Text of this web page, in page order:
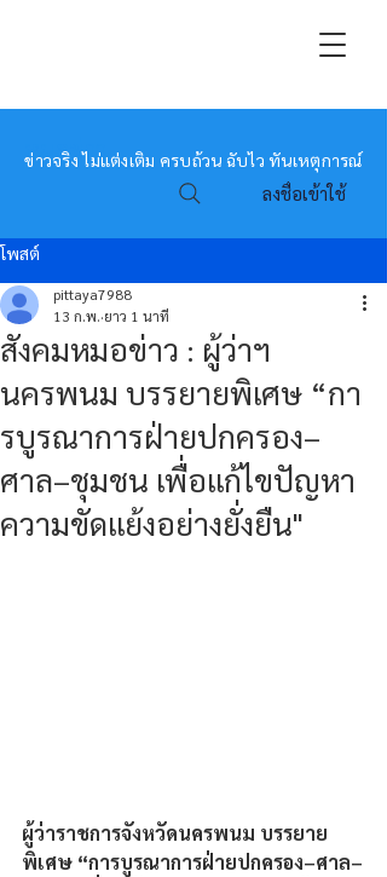
หมอข่าว
ข่าวจริง ไม่แต่งเติม ครบถ้วน ฉับไว ทันเหตุการณ์
ลงชื่อเข้าใช้
โพสต์
สังคมหมอข่าว : ผู้ว่าฯ
นครพนม บรรยายพิเศษ “กา
รบูรณาการฝ่ายปกครอง–
ศาล–ชุมชน เพื่อแก้ไขปัญหา
ความขัดแย้งอย่างยั่งยืน"
pittaya7988
13 ก.พ. ยาว 1 นาที
ผู้ว่าราชการจังหวัดนครพนม บรรยาย
พิเศษ “การบูรณาการฝ่ายปกครอง–ศาล–